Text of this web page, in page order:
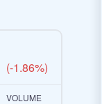
(-1.86%)
VOLUME